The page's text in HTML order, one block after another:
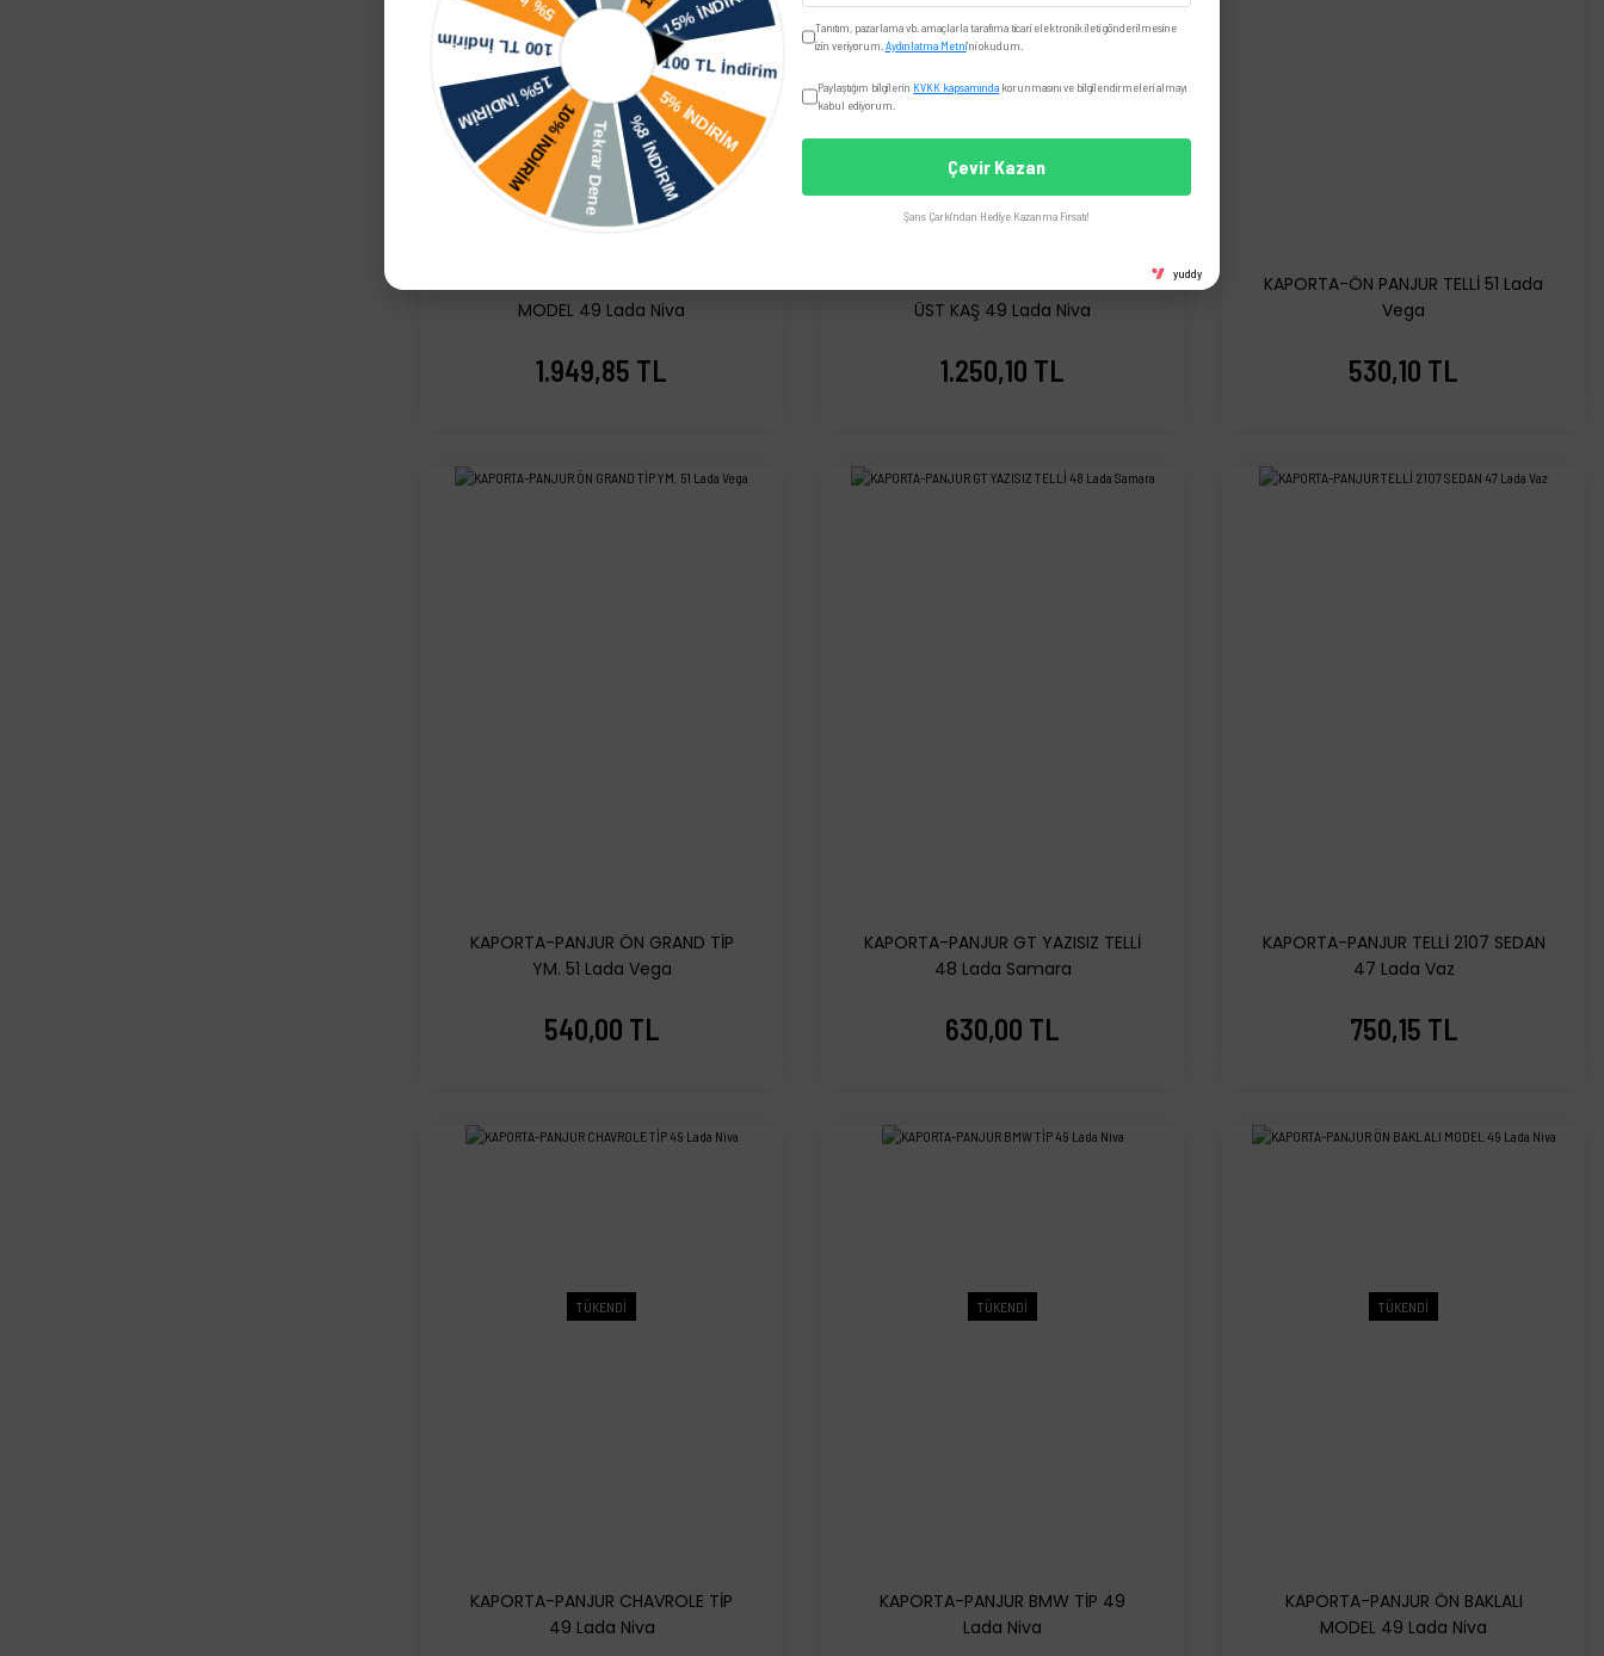
KAPORTA-PANJUR ÖN CHEROKEE
MODEL 49 Lada Niva
1.949,85 TL
NİVA-MOTOR KAPUT ÖN PANJUR
ÜST KAŞ 49 Lada Niva
1.250,10 TL
KAPORTA-ÖN PANJUR TELLİ 51 Lada
Vega
530,10 TL
KAPORTA-PANJUR ÖN GRAND TİP
YM. 51 Lada Vega
540,00 TL
KAPORTA-PANJUR GT YAZISIZ TELLİ
48 Lada Samara
630,00 TL
KAPORTA-PANJUR TELLİ 2107 SEDAN
47 Lada Vaz
750,15 TL
TÜKENDİ
KAPORTA-PANJUR CHAVROLE TİP
49 Lada Niva
TÜKENDİ
KAPORTA-PANJUR BMW TİP 49
Lada Niva
TÜKENDİ
KAPORTA-PANJUR ÖN BAKLALI
MODEL 49 Lada Niva
Tanıtım, pazarlama vb. amaçlarla tarafıma ticari elektronik ileti gönderilmesine
izin veriyorum. Aydınlatma Metni'ni okudum.
Paylaştığım bilgilerin KVKK kapsamında korunmasını ve bilgilendirmeleri almayı
kabul ediyorum.
Çevir Kazan
Şans Çarkı'ndan Hediye Kazanma Fırsatı!
yuddy